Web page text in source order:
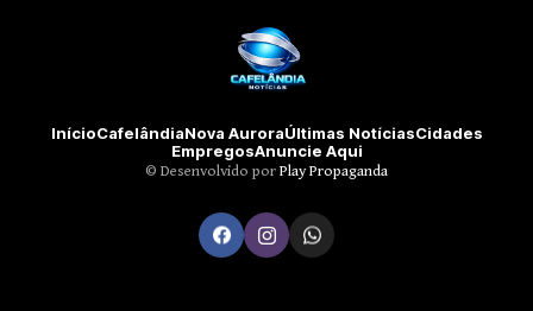
InícioCafelândiaNova AuroraÚltimas NotíciasCidades
EmpregosAnuncie Aqui
©️ Desenvolvido por Play Propaganda